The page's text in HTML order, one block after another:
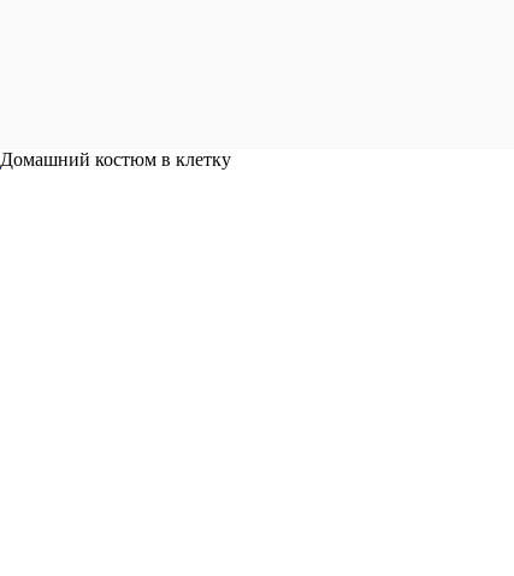
Домашний костюм в клетку